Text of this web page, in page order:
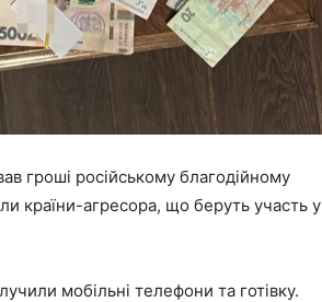
гроші російському благодійному
країни-агресора, що беруть участь у
мобільні телефони та готівку.